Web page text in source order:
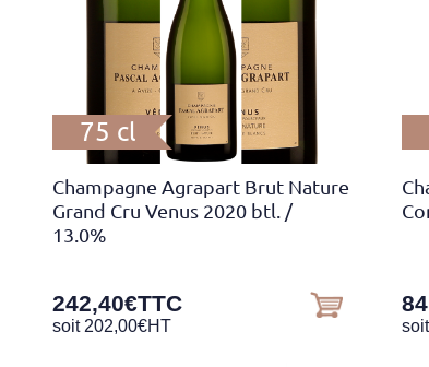
75 cl
Champagne Agrapart Brut Nature
Grand Cru Venus 2020 btl.
/
13.0%
242,40€TTC
soit 202,00€HT soit